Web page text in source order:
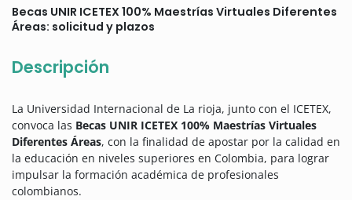
Becas UNIR ICETEX 100% Maestrías Virtuales Diferentes
Áreas: solicitud y plazos
Descripción
La Universidad Internacional de La rioja, junto con el ICETEX,
convoca las Becas UNIR ICETEX 100% Maestrías Virtuales
Diferentes Áreas, con la finalidad de apostar por la calidad en
la educación en niveles superiores en Colombia, para lograr
impulsar la formación académica de profesionales
colombianos.